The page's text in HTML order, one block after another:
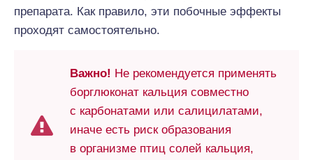
препарата. Как правило, эти побочные эффекты
проходят самостоятельно.
Важно! Не рекомендуется применять
борглюконат кальция совместно
с карбонатами или салицилатами,
иначе есть риск образования
в организме птиц солей кальция,